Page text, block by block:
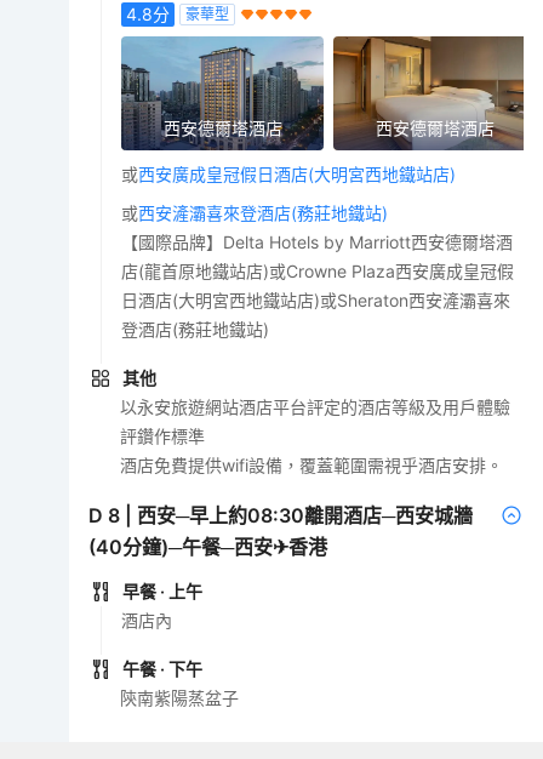
4.8分 豪華型
西安德爾塔酒店 西安德爾塔酒店
或西安廣成皇冠假日酒店(大明宮西地鐵站店)
或西安滻灞喜來登酒店(務莊地鐵站)
【國際品牌】Delta Hotels by Marriott西安德爾塔酒
店(龍首原地鐵站店)或Crowne Plaza西安廣成皇冠假
日酒店(大明宮西地鐵站店)或Sheraton西安滻灞喜來
登酒店(務莊地鐵站)
其他
以永安旅遊網站酒店平台評定的酒店等級及用戶體驗
評鑽作標準
酒店免費提供wifi設備，覆蓋範圍需視乎酒店安排。
D 8
西安─早上約08:30離開酒店─西安城牆
(40分鐘)─午餐─西安✈香港
早餐 · 上午
酒店內
午餐 · 下午
陝南紫陽蒸盆子